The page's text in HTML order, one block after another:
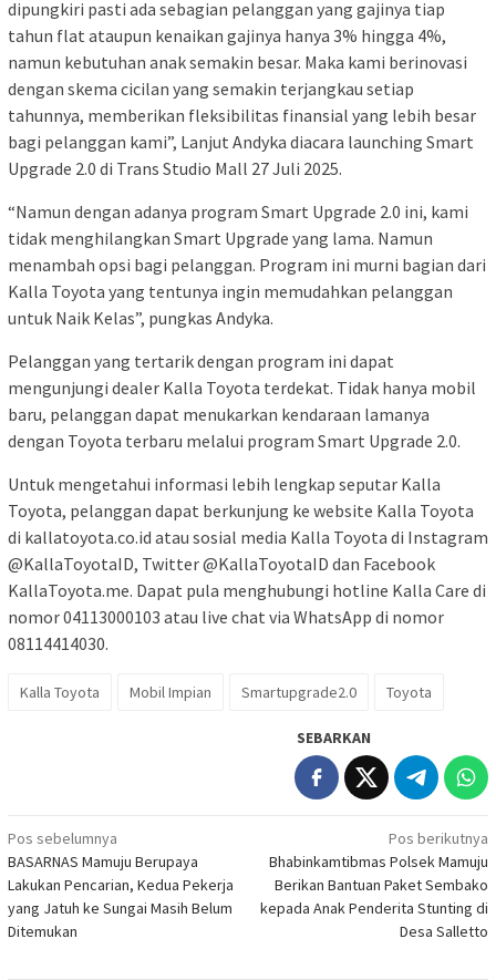
dipungkiri pasti ada sebagian pelanggan yang gajinya tiap
tahun flat ataupun kenaikan gajinya hanya 3% hingga 4%,
namun kebutuhan anak semakin besar. Maka kami berinovasi
dengan skema cicilan yang semakin terjangkau setiap
tahunnya, memberikan fleksibilitas finansial yang lebih besar
bagi pelanggan kami”, Lanjut Andyka diacara launching Smart
Upgrade 2.0 di Trans Studio Mall 27 Juli 2025.
“Namun dengan adanya program Smart Upgrade 2.0 ini, kami
tidak menghilangkan Smart Upgrade yang lama. Namun
menambah opsi bagi pelanggan. Program ini murni bagian dari
Kalla Toyota yang tentunya ingin memudahkan pelanggan
untuk Naik Kelas”, pungkas Andyka.
Pelanggan yang tertarik dengan program ini dapat
mengunjungi dealer Kalla Toyota terdekat. Tidak hanya mobil
baru, pelanggan dapat menukarkan kendaraan lamanya
dengan Toyota terbaru melalui program Smart Upgrade 2.0.
Untuk mengetahui informasi lebih lengkap seputar Kalla
Toyota, pelanggan dapat berkunjung ke website Kalla Toyota
di kallatoyota.co.id atau sosial media Kalla Toyota di Instagram
@KallaToyotaID, Twitter @KallaToyotaID dan Facebook
KallaToyota.me. Dapat pula menghubungi hotline Kalla Care di
nomor 04113000103 atau live chat via WhatsApp di nomor
08114414030.
Kalla Toyota Mobil Impian Smartupgrade2.0 Toyota
SEBARKAN
Navigasi
pos
Pos sebelumnya
BASARNAS Mamuju Berupaya
Lakukan Pencarian, Kedua Pekerja
yang Jatuh ke Sungai Masih Belum
Ditemukan
Pos berikutnya
Bhabinkamtibmas Polsek Mamuju
Berikan Bantuan Paket Sembako
kepada Anak Penderita Stunting di
Desa Salletto